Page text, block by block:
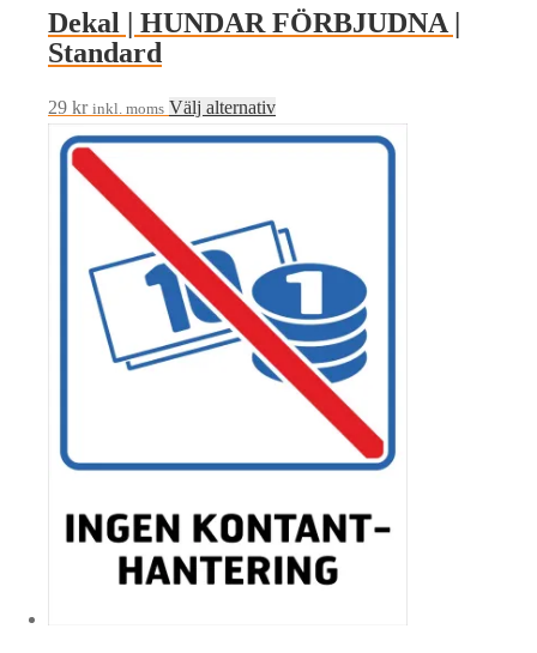
Dekal | HUNDAR FÖRBJUDNA |
Standard
29 kr inkl. moms Välj alternativDen
här
flera
varianter.
De
olika
alternativen
kan
väljas
produktsidan